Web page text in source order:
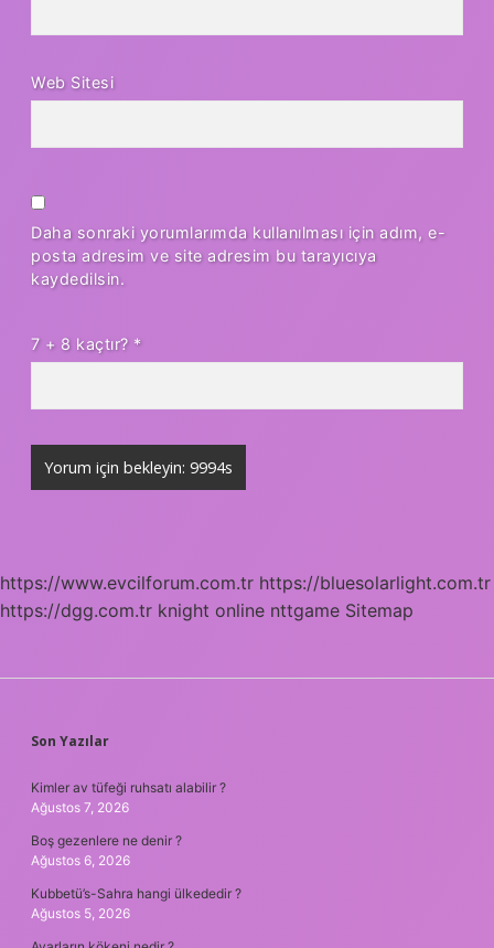
Web Sitesi
Daha sonraki yorumlarımda kullanılması için adım, e-
posta adresim ve site adresim bu tarayıcıya
kaydedilsin.
7 + 8 kaçtır? *
https://www.evcilforum.com.tr https://bluesolarlight.com.tr
https://dgg.com.tr knight online nttgame Sitemap
SIDEBAR
Son Yazılar
Kimler av tüfeği ruhsatı alabilir ?
Ağustos 7, 2026
Boş gezenlere ne denir ?
Ağustos 6, 2026
Kubbetü’s-Sahra hangi ülkededir ?
Ağustos 5, 2026